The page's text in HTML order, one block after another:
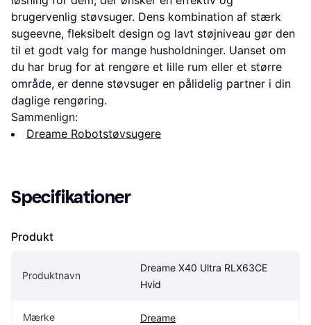
brugervenlig støvsuger. Dens kombination af stærk
sugeevne, fleksibelt design og lavt støjniveau gør den
til et godt valg for mange husholdninger. Uanset om
du har brug for at rengøre et lille rum eller et større
område, er denne støvsuger en pålidelig partner i din
daglige rengøring.
Sammenlign:
Dreame Robotstøvsugere
Specifikationer
Produkt
Produktnavn
Dreame X40 Ultra RLX63CE
Hvid
Mærke Dreame